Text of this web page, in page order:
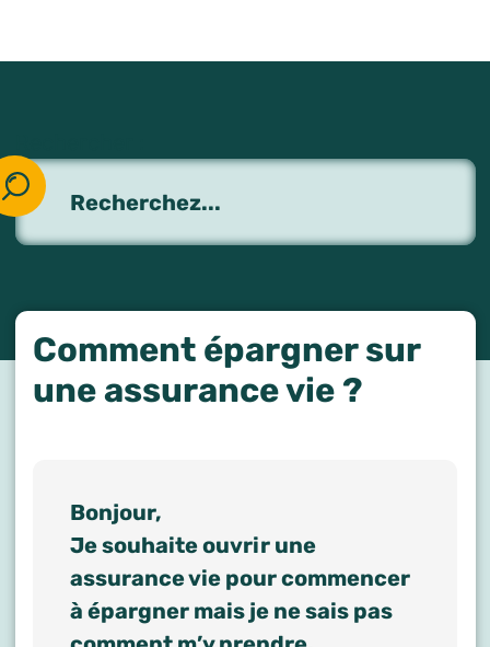
Comment épargner sur
une assurance vie ?
Bonjour,
Je souhaite ouvrir une
assurance vie pour commencer
à épargner mais je ne sais pas